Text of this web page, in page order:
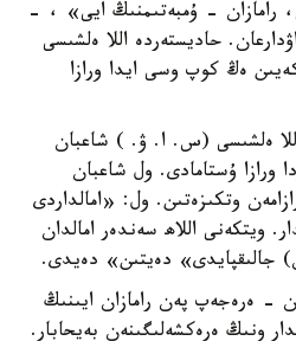
رامازان - ۇمبەتىمنىڭ ايى» ، -
حاديستەردە اللا ەلشىسى
ەڭ كوپ وسى ايدا ورازا
ەلشىسى (س. ا. ۋ. ) شاعبان
ورازا ۇستامادى. ول شاعبان
وتكىزەتىن. ول: «امالداردى
ويتكەنى اللاھ سەندەر امالدان
جالىقپايدى» دەيتىن» دەيدى.
- ەرەجەپ پەن رامازان ايىنىڭ
ونىڭ ەرەكشەلىگىنەن بەيحابار.